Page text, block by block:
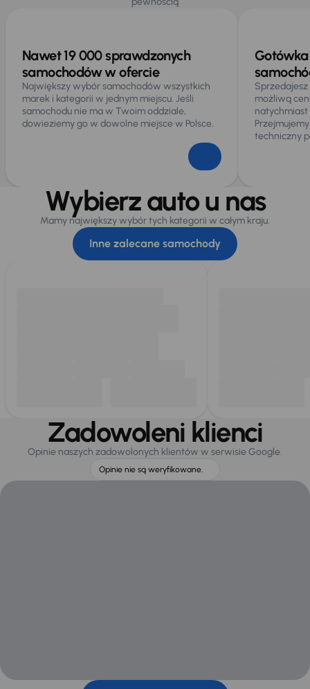
Automatyczne zatrzymanie przed przeszkoda
Kontrola tlaku v pneumatikách
System stabilizacji toru jazdy
Wybór trybu jazdy
Hf
Infotainment
Kabel publyczny
Nawet 19 000 sprawdzonych
samochodów w ofercie
Największy wybór samochodów wszystkich
marek i kategorii w jednym miejscu. Jeśli
samochodu nie ma w Twoim oddziale,
dowieziemy go w dowolne miejsce w Polsce.
możliwą
techniczny
Wybierz auto u nas
Mamy największy wybór tych kategorii w całym kraju.
Inne zalecane samochody
Zadowoleni klienci
Opinie naszych zadowolonych klientów w serwisie Google.
Opinie nie są weryfikowane.